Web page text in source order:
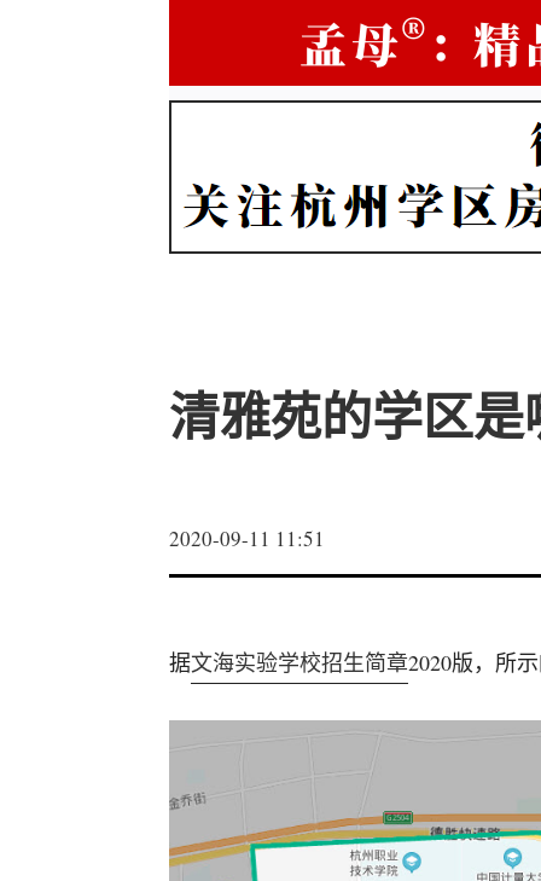
清雅苑的学区
2020-09-11 11:51
据文海实验学校招生简章2020版，所